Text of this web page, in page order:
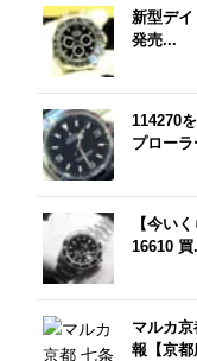
新型デ
発売...
114270
プロー
【今い
16610 買
マルカ
報【京